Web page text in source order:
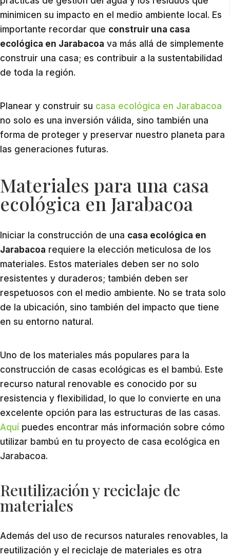
minimicen su impacto en el medio ambiente local. Es
importante recordar que construir una casa
ecológica en Jarabacoa va más allá de simplemente
construir una casa; es contribuir a la sustentabilidad
de toda la región.
Planear y construir su casa ecológica en Jarabacoa
no solo es una inversión válida, sino también una
forma de proteger y preservar nuestro planeta para
las generaciones futuras.
Materiales para una casa
ecológica en Jarabacoa
Iniciar la construcción de una casa ecológica en
Jarabacoa requiere la elección meticulosa de los
materiales. Estos materiales deben ser no solo
resistentes y duraderos; también deben ser
respetuosos con el medio ambiente. No se trata solo
de la ubicación, sino también del impacto que tiene
en su entorno natural.
Uno de los materiales más populares para la
construcción de casas ecológicas es el bambú. Este
recurso natural renovable es conocido por su
resistencia y flexibilidad, lo que lo convierte en una
excelente opción para las estructuras de las casas.
Aquí puedes encontrar más información sobre cómo
utilizar bambú en tu proyecto de casa ecológica en
Jarabacoa.
Reutilización y reciclaje de
materiales
Además del uso de recursos naturales renovables, la
reutilización y el reciclaje de materiales es otra